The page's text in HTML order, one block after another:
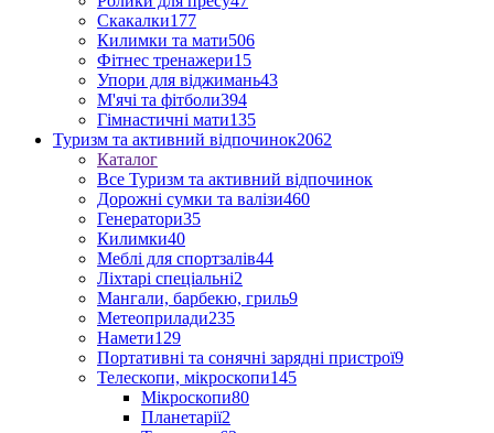
Скакалки177
Килимки та мати506
Фітнес тренажери15
Упори для віджимань43
М'ячі та фітболи394
Гімнастичні мати135
Туризм та активний відпочинок2062
Каталог
Все Туризм та активний відпочинок
Дорожні сумки та валізи460
Генератори35
Килимки40
Меблі для спортзалів44
Ліхтарі спеціальні2
Мангали, барбекю, гриль9
Метеоприлади235
Намети129
Портативні та сонячні зарядні пристрої9
Телескопи, мікроскопи145
Мікроскопи80
Планетарії2